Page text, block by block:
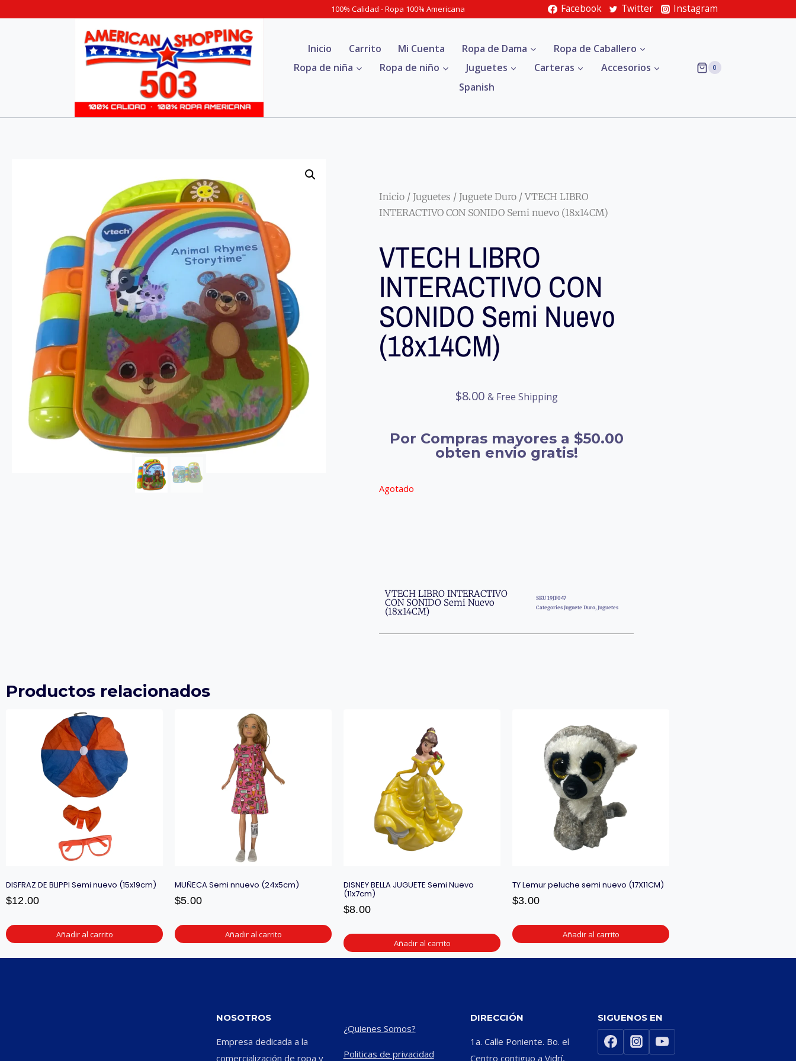
100% Calidad - Ropa 100% Americana Facebook Twitter Instagram
Inicio Carrito Mi Cuenta Ropa de Dama
Ropa de Caballero
Ropa de niña
Ropa de niño Juguetes Carteras
Accesorios
Spanish
0
Inicio / Juguetes / Juguete Duro / VTECH LIBRO
INTERACTIVO CON SONIDO Semi nuevo (18x14CM)
VTECH LIBRO
INTERACTIVO CON
SONIDO Semi Nuevo
(18x14CM)
$8.00 & Free Shipping
Por Compras mayores a $50.00
obten envio gratis!
Agotado
VTECH LIBRO INTERACTIVO
CON SONIDO Semi Nuevo
(18x14CM)
SKU 19JF047
Categories Juguete Duro, Juguetes
Productos relacionados
DISFRAZ DE BLIPPI Semi nuevo (15x19cm)
$12.00
Añadir al carrito
MUÑECA Semi nnuevo (24x5cm)
$5.00
Añadir al carrito
DISNEY BELLA JUGUETE Semi Nuevo
(11x7cm)
$8.00
Añadir al carrito
TY Lemur peluche semi nuevo (17X11CM)
$3.00
Añadir al carrito
NOSOTROS
Empresa dedicada a la
comercialización de ropa y
¿Quienes Somos?
Politicas de privacidad
DIRECCIÓN
1a. Calle Poniente. Bo. el
Centro contiguo a Vidrí,
SIGUENOS EN